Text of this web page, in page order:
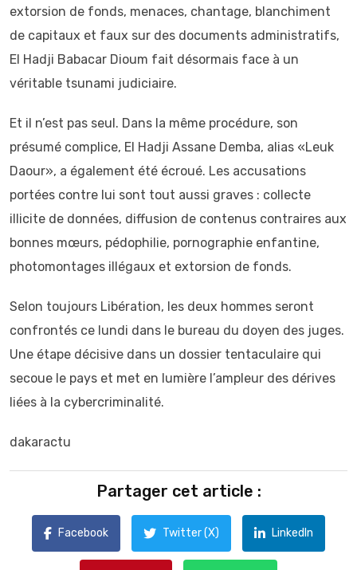
extorsion de fonds, menaces, chantage, blanchiment
de capitaux et faux sur des documents administratifs,
El Hadji Babacar Dioum fait désormais face à un
véritable tsunami judiciaire.
Et il n’est pas seul. Dans la même procédure, son
présumé complice, El Hadji Assane Demba, alias «Leuk
Daour», a également été écroué. Les accusations
portées contre lui sont tout aussi graves : collecte
illicite de données, diffusion de contenus contraires aux
bonnes mœurs, pédophilie, pornographie enfantine,
photomontages illégaux et extorsion de fonds.
Selon toujours Libération, les deux hommes seront
confrontés ce lundi dans le bureau du doyen des juges.
Une étape décisive dans un dossier tentaculaire qui
secoue le pays et met en lumière l’ampleur des dérives
liées à la cybercriminalité.
dakaractu
Partager cet article :
Facebook Twitter (X) LinkedIn